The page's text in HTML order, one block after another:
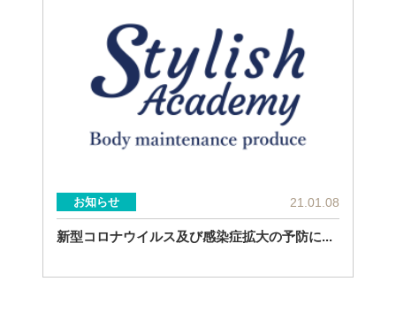
お知らせ 21.01.08
新型コロナウイルス及び感染症拡大の予防に...